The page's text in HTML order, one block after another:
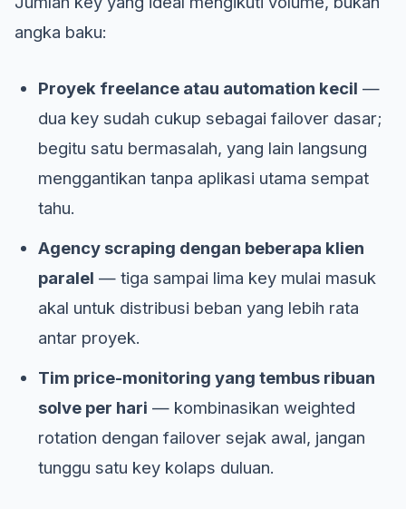
angka baku:
Proyek freelance atau automation kecil —
dua key sudah cukup sebagai failover dasar;
begitu satu bermasalah, yang lain langsung
menggantikan tanpa aplikasi utama sempat
tahu.
Agency scraping dengan beberapa klien
paralel — tiga sampai lima key mulai masuk
akal untuk distribusi beban yang lebih rata
antar proyek.
Tim price-monitoring yang tembus ribuan
solve per hari — kombinasikan weighted
rotation dengan failover sejak awal, jangan
tunggu satu key kolaps duluan.